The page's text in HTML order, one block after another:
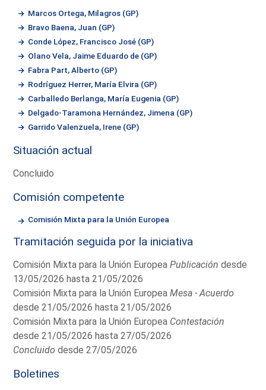
Marcos Ortega, Milagros (GP)
Bravo Baena, Juan (GP)
Conde López, Francisco José (GP)
Olano Vela, Jaime Eduardo de (GP)
Fabra Part, Alberto (GP)
Rodríguez Herrer, María Elvira (GP)
Carballedo Berlanga, María Eugenia (GP)
Delgado-Taramona Hernández, Jimena (GP)
Garrido Valenzuela, Irene (GP)
Situación actual
Concluido
Comisión competente
Comisión Mixta para la Unión Europea
Tramitación seguida por la iniciativa
Comisión Mixta para la Unión EuropeaPublicación desde
13/05/2026 hasta 21/05/2026
Comisión Mixta para la Unión EuropeaMesa - Acuerdo
desde 21/05/2026 hasta 21/05/2026
Comisión Mixta para la Unión Europea Contestación
desde 21/05/2026 hasta 27/05/2026
Concluido desde 27/05/2026
Boletines